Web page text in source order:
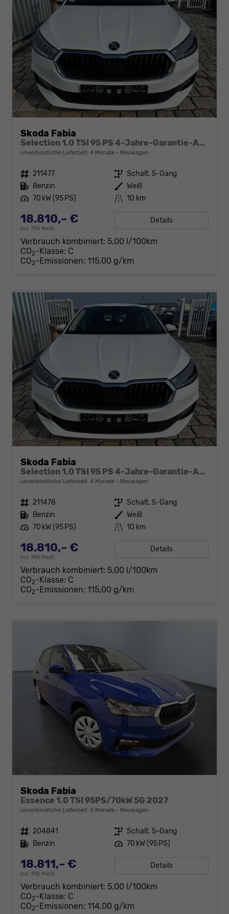
Skoda Fabia
Selection 1.0 TSI 95 PS 4-Jahre-Garantie-AppleCarPlay-AndroidAuto-LED-PDC-Sitzheizung-DAB-Klima
unverbindliche Lieferzeit: 4 Monate Neuwagen
Fahrzeugnr. 211477 Getriebe Schalt. 5-Gang
Kraftstoff Benzin Außenfarbe Weiß
Leistung 70 kW (95 PS) Kilometerstand 10 km
18.810,– €
incl. 19% MwSt.
Details
Verbrauch kombiniert: 5,00 l/100km
CO2-Klasse: C
CO2-Emissionen: 115,00 g/km
Skoda Fabia
Selection 1.0 TSI 95 PS 4-Jahre-Garantie-AppleCarPlay-AndroidAuto-LED-PDC-Sitzheizung-DAB-Klima
unverbindliche Lieferzeit: 4 Monate Neuwagen
Fahrzeugnr. 211478 Getriebe Schalt. 5-Gang
Kraftstoff Benzin Außenfarbe Weiß
Leistung 70 kW (95 PS) Kilometerstand 10 km
18.810,– €
incl. 19% MwSt.
Details
Verbrauch kombiniert: 5,00 l/100km
CO2-Klasse: C
CO2-Emissionen: 115,00 g/km
Skoda Fabia
Essence 1.0 TSI 95PS/70kW 5G 2027
unverbindliche Lieferzeit: 3 Monate Neuwagen
Fahrzeugnr. 204841 Getriebe Schalt. 5-Gang
Kraftstoff Benzin Leistung 70 kW (95 PS)
18.811,– €
incl. 19% MwSt.
Details
Verbrauch kombiniert: 5,00 l/100km
CO2-Klasse: C
CO2-Emissionen: 114,00 g/km